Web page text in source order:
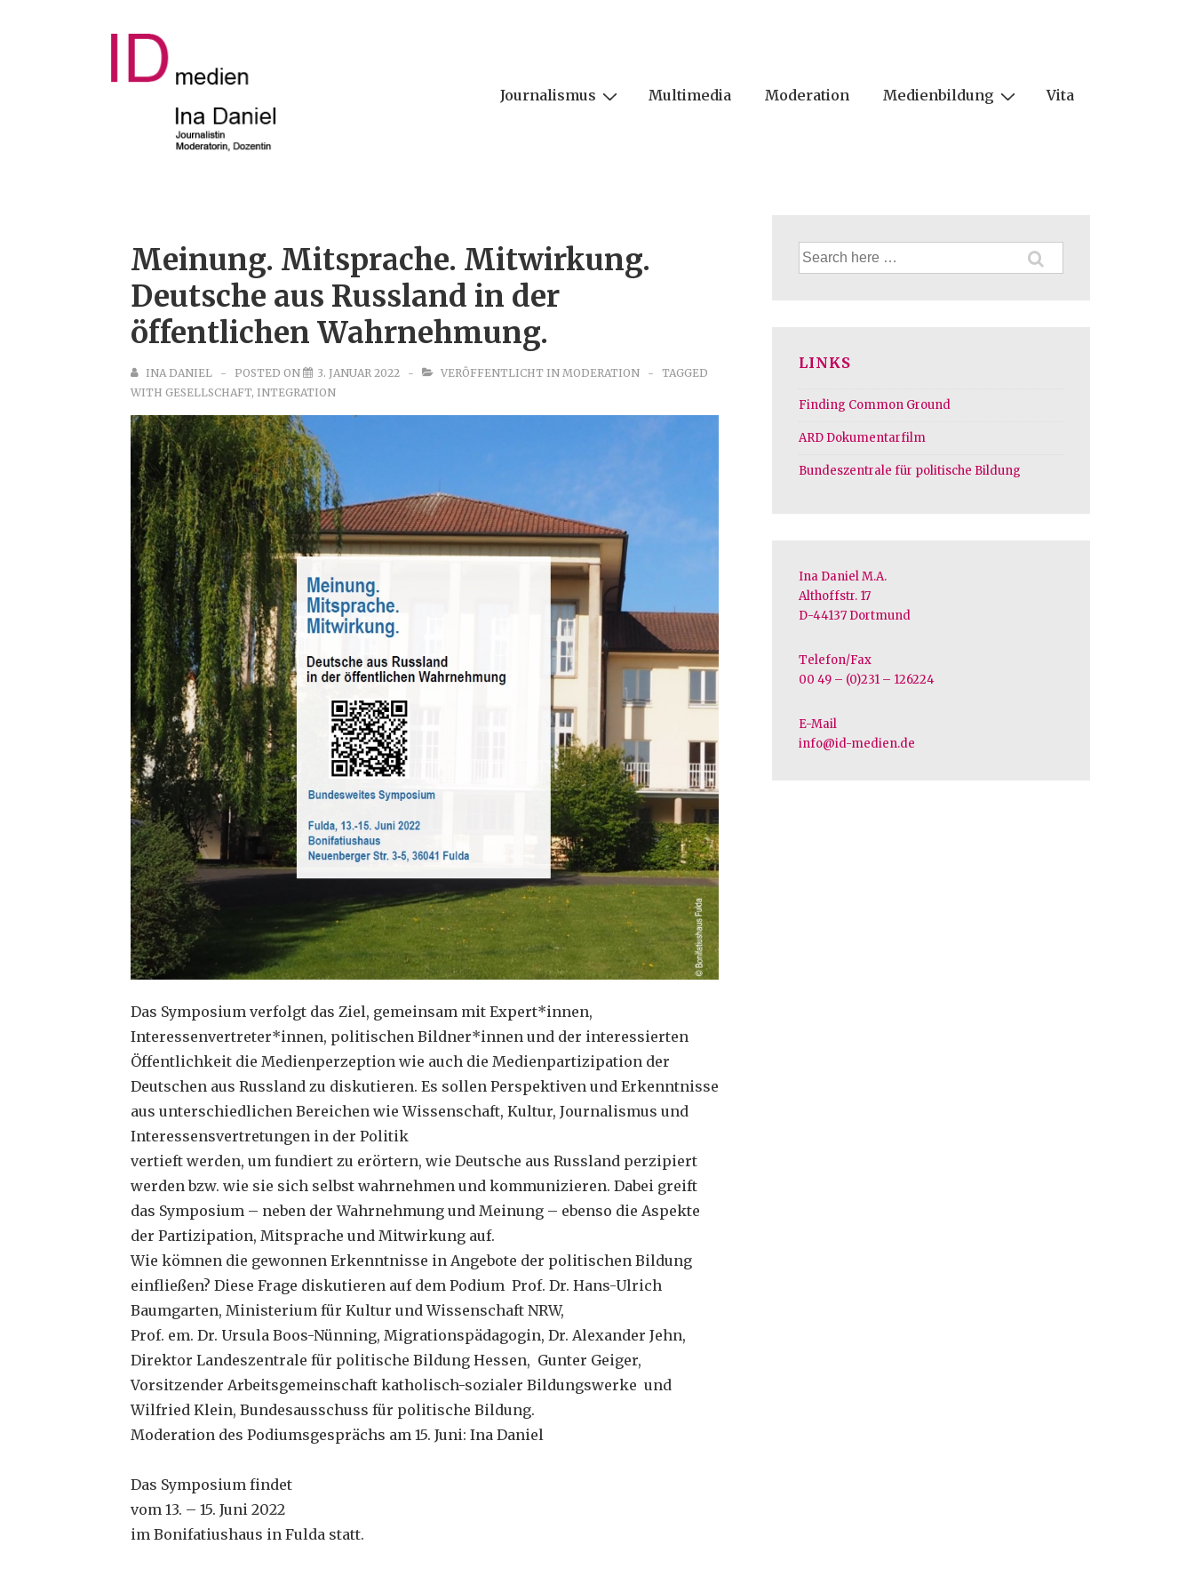
Journalismus Multimedia Moderation Medienbildung Vita
Meinung. Mitsprache. Mitwirkung.
Deutsche aus Russland in der
öffentlichen Wahrnehmung.
INA DANIEL POSTED ON 3. JANUAR 2022 VERÖFFENTLICHT IN MODERATION
TAGGED
WITH GESELLSCHAFT, INTEGRATION
Das Symposium verfolgt das Ziel, gemeinsam mit Expert*innen,
Interessenvertreter*innen, politischen Bildner*innen und der interessierten
Öffentlichkeit die Medienperzeption wie auch die Medienpartizipation der
Deutschen aus Russland zu diskutieren. Es sollen Perspektiven und Erkenntnisse
aus unterschiedlichen Bereichen wie Wissenschaft, Kultur, Journalismus und
Interessensvertretungen in der Politik
vertieft werden, um fundiert zu erörtern, wie Deutsche aus Russland perzipiert
werden bzw. wie sie sich selbst wahrnehmen und kommunizieren. Dabei greift
das Symposium – neben der Wahrnehmung und Meinung – ebenso die Aspekte
der Partizipation, Mitsprache und Mitwirkung auf.
Wie kömnen die gewonnen Erkenntnisse in Angebote der politischen Bildung
einfließen? Diese Frage diskutieren auf dem Podium Prof. Dr. Hans-Ulrich
Baumgarten, Ministerium für Kultur und Wissenschaft NRW,
Prof. em. Dr. Ursula Boos-Nünning, Migrationspädagogin, Dr. Alexander Jehn,
Direktor Landeszentrale für politische Bildung Hessen, Gunter Geiger,
Vorsitzender Arbeitsgemeinschaft katholisch-sozialer Bildungswerke und
Wilfried Klein, Bundesausschuss für politische Bildung.
Moderation des Podiumsgesprächs am 15. Juni: Ina Daniel
Das Symposium findet
vom 13. – 15. Juni 2022
im Bonifatiushaus in Fulda statt.
Suche
nach:
LINKS
Finding Common Ground
ARD Dokumentarfilm
Bundeszentrale für politische Bildung
Ina Daniel M.A.
Althoffstr. 17
D-44137 Dortmund
Telefon/Fax
00 49 – (0)231 – 126224
E-Mail
info@id-medien.de